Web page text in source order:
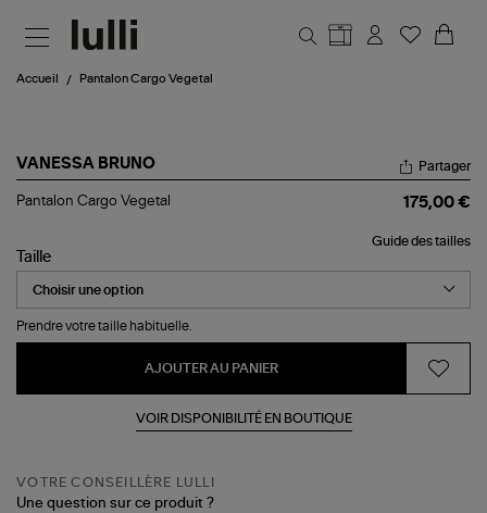
Accueil Pantalon Cargo Vegetal
VANESSA BRUNO
Pantalon
Partager
Pantalon Cargo Vegetal 175,00 €
Guide des tailles
Taille
Prendre votre taille habituelle.
AJOUTER AU PANIER
VOIR DISPONIBILITÉ EN BOUTIQUE
VOTRE CONSEILLÈRE LULLI
Une question sur ce produit ?